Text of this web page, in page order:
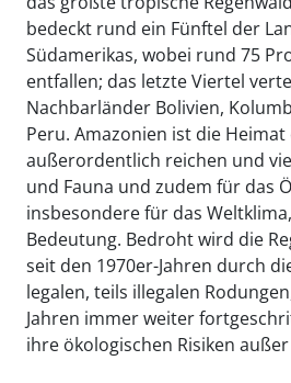
bedeckt rund ein Fünftel der
Südamerikas, wobei rund 75
entfallen; das letzte Viertel
Nachbarländer Bolivien,
Peru. Amazonien ist die
außerordentlich reichen und
und Fauna und zudem für das
insbesondere für das
Bedeutung. Bedroht wird die
seit den 1970er-Jahren durch
legalen, teils illegalen
Jahren immer weiter
ihre ökologischen Risiken